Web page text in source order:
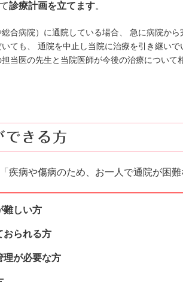
診療計画を立てます。
合病院）に通院している場合、 急に病院から
ても、 通院を中止し当院に治療を引き継いで
当医の先生と当院医師が今後の治療につい
できる方
疾病や傷病のため、お一人で通院が困難
難しい方
おられる方
理が必要な方